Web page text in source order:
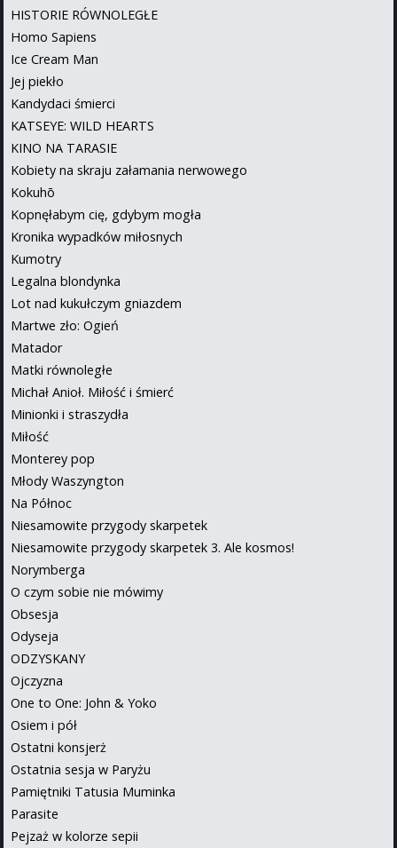
HISTORIE RÓWNOLEGŁE
Homo Sapiens
Ice Cream Man
Jej piekło
Kandydaci śmierci
KATSEYE: WILD HEARTS
KINO NA TARASIE
Kobiety na skraju załamania nerwowego
Kokuhō
Kopnęłabym cię, gdybym mogła
Kronika wypadków miłosnych
Kumotry
Legalna blondynka
Lot nad kukułczym gniazdem
Martwe zło: Ogień
Matador
Matki równoległe
Michał Anioł. Miłość i śmierć
Minionki i straszydła
Miłość
Monterey pop
Młody Waszyngton
Na Północ
Niesamowite przygody skarpetek
Niesamowite przygody skarpetek 3. Ale kosmos!
Norymberga
O czym sobie nie mówimy
Obsesja
Odyseja
ODZYSKANY
Ojczyzna
One to One: John & Yoko
Osiem i pół
Ostatni konsjerż
Ostatnia sesja w Paryżu
Pamiętniki Tatusia Muminka
Parasite
Pejzaż w kolorze sepii